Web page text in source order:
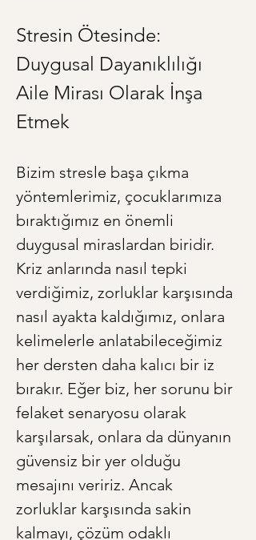
Stresin Ötesinde:
Duygusal Dayanıklılığı
Aile Mirası Olarak İnşa
Etmek
Bizim stresle başa çıkma
yöntemlerimiz, çocuklarımıza
bıraktığımız en önemli
duygusal miraslardan biridir.
Kriz anlarında nasıl tepki
verdiğimiz, zorluklar karşısında
nasıl ayakta kaldığımız, onlara
kelimelerle anlatabileceğimiz
her dersten daha kalıcı bir iz
bırakır. Eğer biz, her sorunu bir
felaket senaryosu olarak
karşılarsak, onlara da dünyanın
güvensiz bir yer olduğu
mesajını veririz. Ancak
zorluklar karşısında sakin
kalmayı, çözüm odaklı